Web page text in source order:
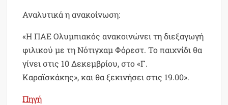
Αναλυτικά η ανακοίνωση:
«Η ΠΑΕ Ολυμπιακός ανακοινώνει τη διεξαγωγή
φιλικού με τη Νότιγχαμ Φόρεστ. Το παιχνίδι θα
γίνει στις 10 Δεκεμβρίου, στο «Γ.
Καραϊσκάκης», και θα ξεκινήσει στις 19.00».
Πηγή